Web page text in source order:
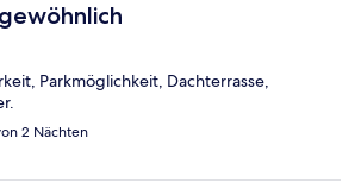
Parkmöglichkeit, Dachterrasse,
2 Nächten